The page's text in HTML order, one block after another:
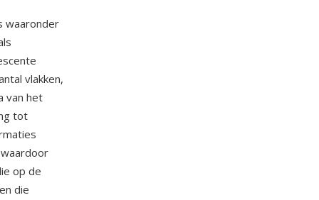
waaronder
vlakken,
van het
tot
op de
die